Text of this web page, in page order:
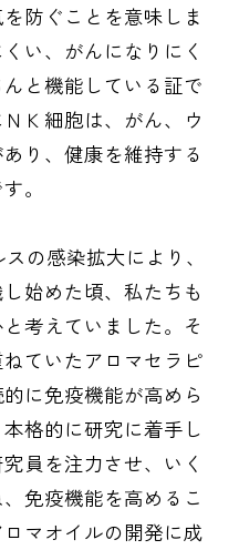
防ぐことを意味しま
い、がんになりにく
と機能している証で
Ｋ細胞は、がん、ウ
り、健康を維持する
。
の感染拡大により、
始めた頃、私たちも
考えていました。そ
ていたアロマセラピ
に免疫機能が高めら
格的に研究に着手し
員を注力させ、いく
免疫機能を高めるこ
マオイルの開発に成